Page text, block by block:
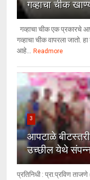
गव्हाचा चीक
गव्हाचा चीक एक प्रकारचे
गव्हाचा चीक वापरला जातो.
आहे... Readmore
3
आपटाळे
उच्छील येथे
प्रतिनिधी : प्रा.प्रविण